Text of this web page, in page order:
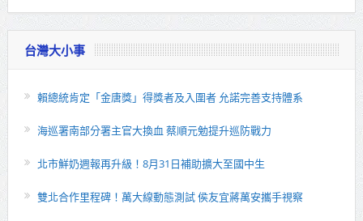
台灣大小事
賴總統肯定「金唐獎」得獎者及入圍者 允諾完善支持體系
海巡署南部分署主官大換血 蔡順元勉提升巡防戰力
北市鮮奶週報再升級！8月31日補助擴大至國中生
雙北合作里程碑！萬大線動態測試 侯友宜蔣萬安攜手視察